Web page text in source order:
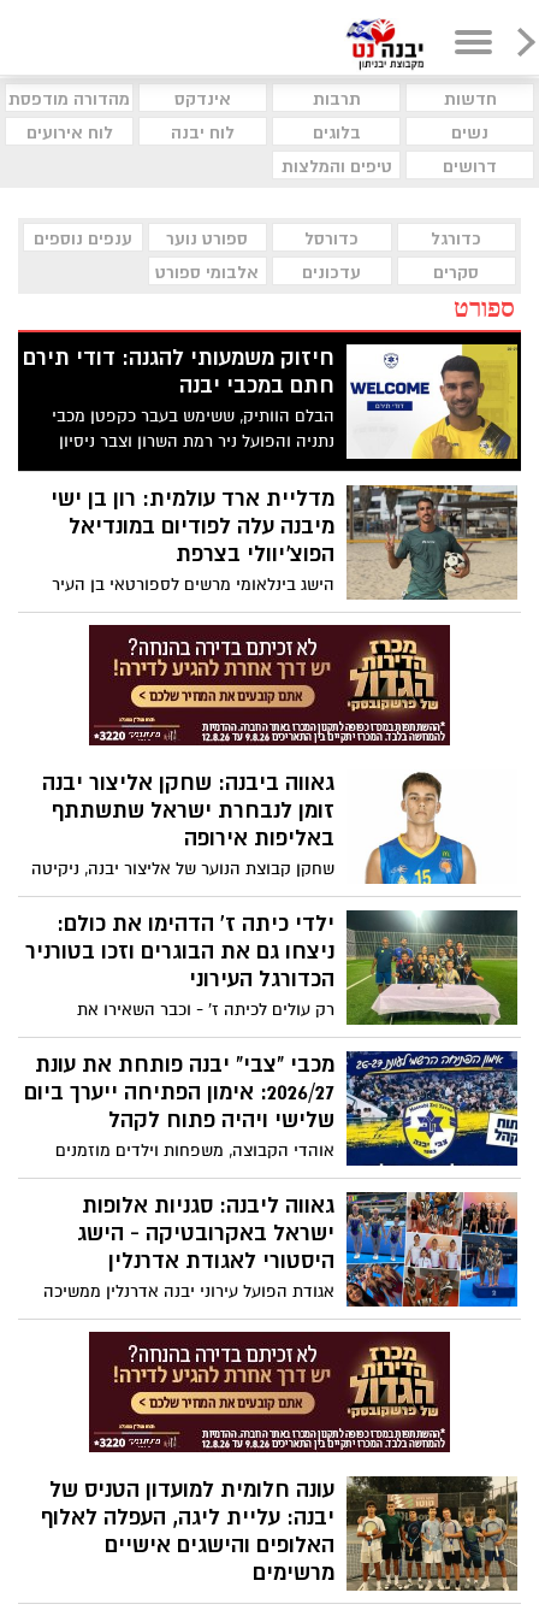
חדשות תרבות אינדקס
מהדורה מודפסת
נשים
בלוגים לוח יבנה
לוח אירועים
דרושים
טיפים והמלצות
כדורגל כדורסל ספורט נוער
ענפים נוספים
סקרים
עדכונים אלבומי ספורט
ספורט
חיזוק משמעותי להגנה: דודי תירם
חתם במכבי יבנה
הבלם הוותיק, ששימש בעבר כקפטן מכבי
נתניה והפועל ניר רמת השרון וצבר ניסיון
בליגת העל, בליגה הלאומית וברומניה, מצטרף
לסגל של מכבי יבנה לקראת עונת 2026/27
מדליית ארד עולמית: רון בן ישי
מיבנה עלה לפודיום במונדיאל
הפוצ’יוולי בצרפת
הישג בינלאומי מרשים לספורטאי בן העיר
יבנה: רון בן ישי ושותפו מאור האס זכו
שנערך בצרפת והניפו את דגל ישראל על
הפודיום. כעת הוא מזמין את הדור הבא
להצטרף לאימוני המועדון המקומי
גאווה ביבנה: שחקן אליצור יבנה
זומן לנבחרת ישראל שתשתתף
באליפות אירופה
שחקן קבוצת הנוער של אליצור יבנה, ניקיטה
סוקולוב, זומן לסגל נבחרת ישראל לנוער
שתייצג את המדינה באליפות אירופה,
שתיערך באיטליה בין 25 ביולי ל־2 באוגוסט
2026
ילדי כיתה ז' הדהימו את כולם:
ניצחו גם את הבוגרים וזכו בטורניר
הכדורגל העירוני
רק עולים לכיתה ז' - וכבר השאירו את
הבוגרים מאחור! איזה הישג ענק לנבחרת
הצעירה שזכתה בגביע בטורניר הכדורגל
העירוני
מכבי "צבי" יבנה פותחת את עונת
2026/27: אימון הפתיחה ייערך ביום
שלישי ויהיה פתוח לקהל
אוהדי הקבוצה, משפחות וילדים מוזמנים
להגיע לאצטדיון העירוני ביבנה, לפגוש את
הסגל החדש ולהתרשם מהשחקנים שהצטרפו
לקראת העונה הקרובה
גאווה ליבנה: סגניות אלופות
ישראל באקרובטיקה - הישג
היסטורי לאגודת אדרנלין
אגודת הפועל עירוני יבנה אדרנלין ממשיכה
להביא כבוד לעיר. באליפות ישראל
באקרובטיקה בדרגות הלאומי והבינלאומי זכו
ליה רונן, מיה רוזן ועופרי ינקילביץ' במקום
השני בדרגה 4, ובכך רשמו את הזכייה
הראשונה של האגודה על הפודיום באליפות
ישראל
עונה חלומית למועדון הטניס של
יבנה: עליית ליגה, העפלה לאלוף
האלופים והישגים אישיים
מרשימים
מועדון הטניס של יבנה בהובלתו של יונתן